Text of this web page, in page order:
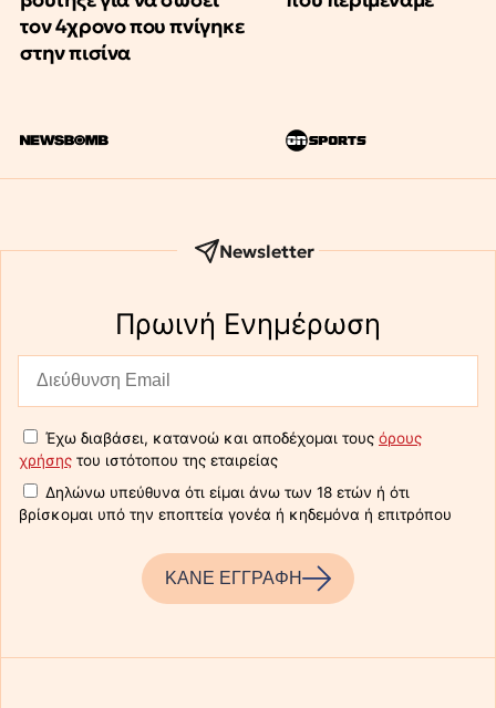
τον 4χρονο που πνίγηκε
στην πισίνα
Newsletter
Πρωινή Eνημέρωση
Έχω διαβάσει, κατανοώ και αποδέχομαι τους όρους
χρήσης του ιστότοπου της εταιρείας
Δηλώνω υπεύθυνα ότι είμαι άνω των 18 ετών ή ότι
βρίσκομαι υπό την εποπτεία γονέα ή κηδεμόνα ή επιτρόπου
ΚΑΝΕ ΕΓΓΡΑΦΗ